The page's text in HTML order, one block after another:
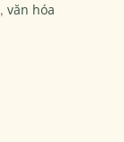
,văn hóa